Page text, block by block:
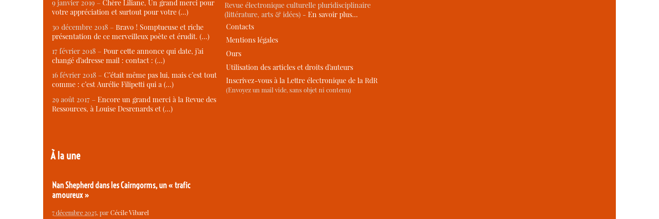
9 janvier 2019 – Chère Liliane, Un grand merci pour
votre appréciation et surtout pour votre (…)
30 décembre 2018 – Bravo ! Somptueuse et riche
présentation de ce merveilleux poète et érudit. (…)
17 février 2018 – Pour cette annonce qui date, j’ai
changé d’adresse mail : contact : (…)
16 février 2018 – C’était même pas lui, mais c’est tout
comme : c’est Aurélie Filipetti qui a (…)
29 août 2017 – Encore un grand merci à la Revue des
Ressources, à Louise Desrenards et (…)
À la une
Nan Shepherd dans les Cairngorms, un « trafic
amoureux »
7 décembre 2025, parCécile Vibarel
Revue électronique culturelle pluridisciplinaire
(littérature, arts & idées) -En savoir plus…
Contacts
Mentions légales
Ours
Utilisation des articles et droits d’auteurs
Inscrivez-vous à la Lettre électronique de la RdR
(Envoyez un mail vide, sans objet ni contenu)